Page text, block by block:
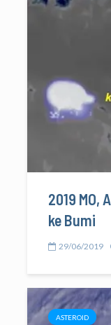
2019 MO,
ke Bumi
29/06/2019
ASTEROID